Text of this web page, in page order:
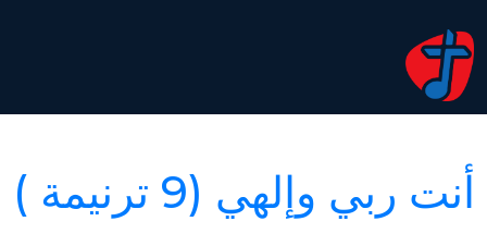
أنت ربي وإلهي (9 ترنيمة )